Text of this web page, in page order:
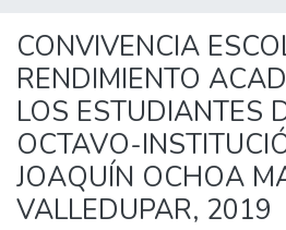
CONVIVENCIA
RENDIMIENTO
LOS ESTUDIANTES
OCTAVO-
JOAQUÍN OCHOA
VALLEDUPAR, 2019